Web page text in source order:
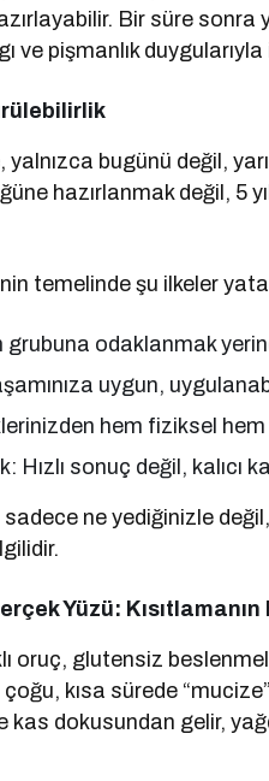
Bir süre
ve pişmanlık
bugünü değil,
hazırlanmak değil, 5
temelinde şu ilkeler
grubuna odaklanmak
uygun,
hem fiziksel
Hızlı sonuç değil, kalıcı
ne yediğinizle
Yüzü: Kısıtlamanın
oruç, glutensiz
kısa sürede
kas dokusundan gelir,